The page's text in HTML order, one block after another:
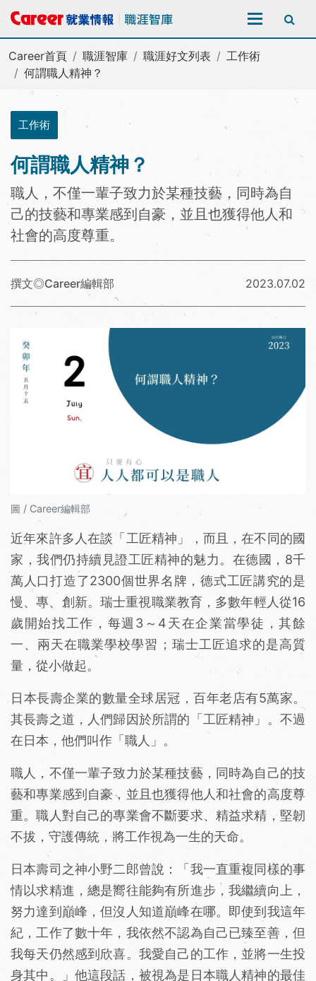
全站搜尋
Career首頁 職涯智庫 職涯好文列表
工作術
何謂職人精神？
工作術
何謂職人精神？
職人，不僅一輩子致力於某種技藝，同時為自
己的技藝和專業感到自豪，並且也獲得他人和
社會的高度尊重。
撰文◎Career編輯部 2023.07.02
圖 / Career編輯部
近年來許多人在談「工匠精神」，而且，在不同的國
家，我們仍持續見證工匠精神的魅力。在德國，8千
萬人口打造了2300個世界名牌，德式工匠講究的是
慢、專、創新。瑞士重視職業教育，多數年輕人從16
歲開始找工作，每週3～4天在企業當學徒，其餘
一、兩天在職業學校學習；瑞士工匠追求的是高質
量，從小做起。
日本長壽企業的數量全球居冠，百年老店有5萬家。
其長壽之道，人們歸因於所謂的「工匠精神」。不過
在日本，他們叫作「職人」。
職人，不僅一輩子致力於某種技藝，同時為自己的技
藝和專業感到自豪，並且也獲得他人和社會的高度尊
重。職人對自己的專業會不斷要求、精益求精，堅韌
不拔，守護傳統，將工作視為一生的天命。
日本壽司之神小野二郎曾說：「我一直重複同樣的事
情以求精進，總是嚮往能夠有所進步，我繼續向上，
努力達到巔峰，但沒人知道巔峰在哪。即使到我這年
紀，工作了數十年，我依然不認為自己已臻至善，但
我每天仍然感到欣喜。我愛自己的工作，並將一生投
身其中。」他這段話，被視為是日本職人精神的最佳